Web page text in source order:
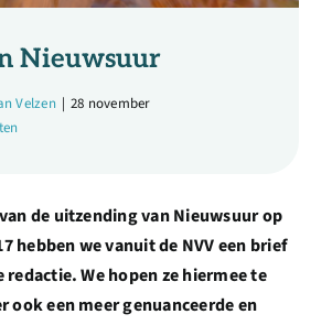
Nieuwsuur
Velzen | 28 november
de uitzending van Nieuwsuur op
hebben we vanuit de NVV een brief
We hopen ze hiermee te
ook een meer genuanceerde en